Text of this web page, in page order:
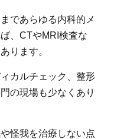
であらゆる内科的メ
、CTやMRI検査な
ります。
カルチェック、整形
の現場も少なくあり
怪我を治療しない点